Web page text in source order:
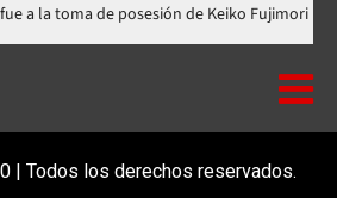
no fue a la toma de posesión de Keiko
| Todos los derechos reservados.